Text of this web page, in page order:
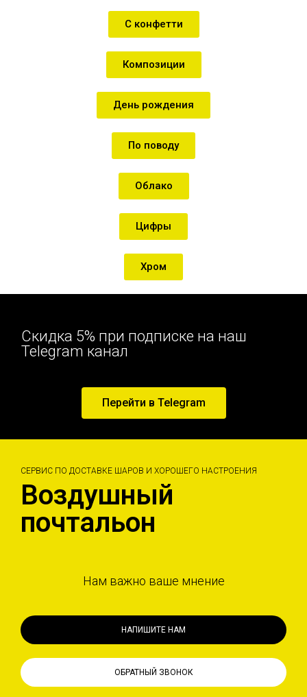
С конфетти
Композиции
День рождения
По поводу
Облако
Цифры
Хром
Скидка 5% при подписке на наш
Telegram канал
Перейти в Telegram
СЕРВИС ПО ДОСТАВКЕ ШАРОВ И ХОРОШЕГО НАСТРОЕНИЯ
Воздушный
почтальон
Нам важно ваше мнение
НАПИШИТЕ НАМ
ОБРАТНЫЙ ЗВОНОК